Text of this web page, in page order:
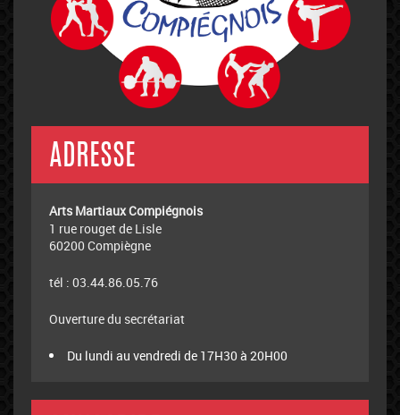
ADRESSE
Arts Martiaux Compiégnois
1 rue rouget de Lisle
60200 Compiègne
tél : 03.44.86.05.76
Ouverture du secrétariat
Du lundi au vendredi de 17H30 à 20H00